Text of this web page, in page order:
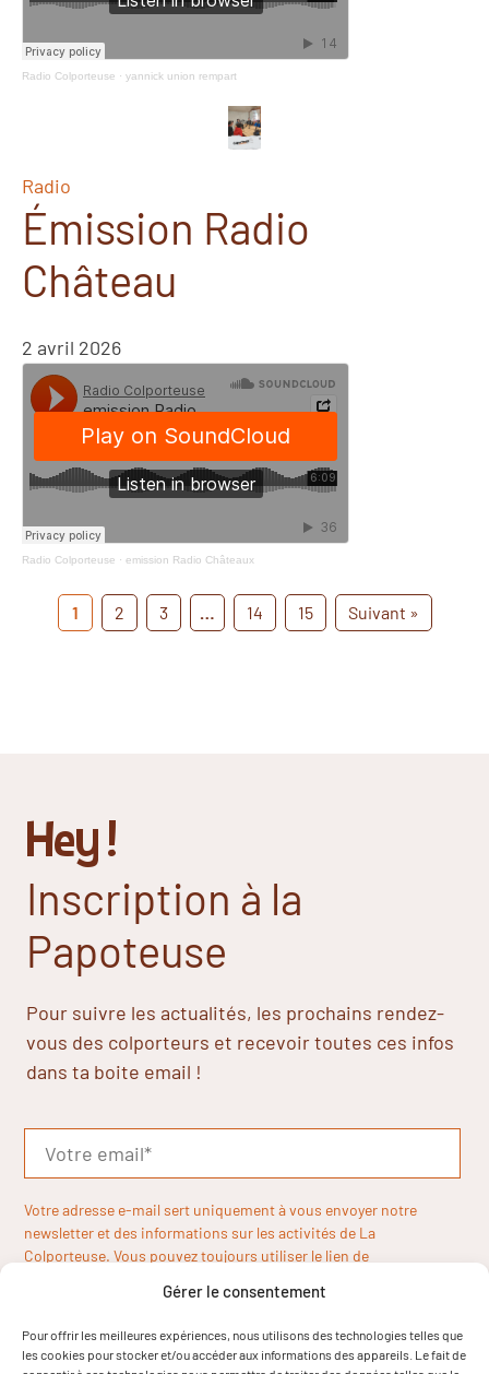
Gérer le consentement
Pour offrir les meilleures expériences, nous utilisons des technologies telles que
les cookies pour stocker et/ou accéder aux informations des appareils. Le fait de
Radio Colporteuse · yannick union rempart
Radio
Émission Radio
Château
2 avril 2026
Radio Colporteuse · emission Radio Châteaux
1 2 3 … 14 15 Suivant »
Hey !
Inscription à la
Papoteuse
Pour suivre les actualités, les prochains rendez-
vous des colporteurs et recevoir toutes ces infos
dans ta boite email !
Votre adresse e-mail sert uniquement à vous envoyer notre
newsletter et des informations sur les activités de La
Colporteuse. Vous pouvez toujours utiliser le lien de